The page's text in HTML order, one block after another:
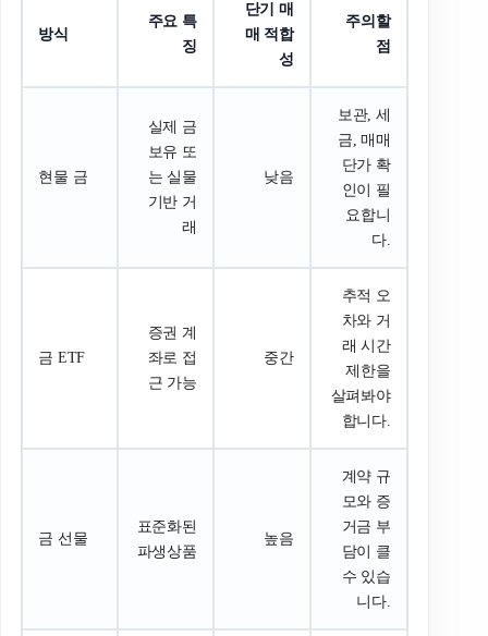
방식
주요 특
징
단기 매
매 적합
성
주의할
점
현물 금
실제 금
보유 또
는 실물
기반 거
래
낮음
보관, 세
금, 매매
단가 확
인이 필
요합니
다.
금 ETF
증권 계
좌로 접
근 가능
중간
추적 오
차와 거
래 시간
제한을
살펴봐야
합니다.
금 선물
표준화된
파생상품
높음
계약 규
모와 증
거금 부
담이 클
수 있습
니다.